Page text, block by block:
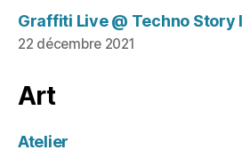
Graffiti Live @ Techno Story
22 décembre 2021
Art
Atelier